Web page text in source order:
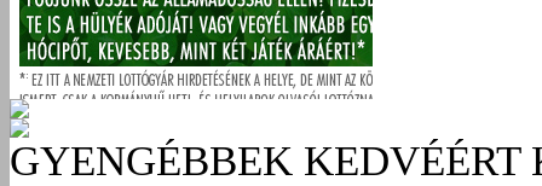
GYENGÉBBEK KEDVÉÉRT